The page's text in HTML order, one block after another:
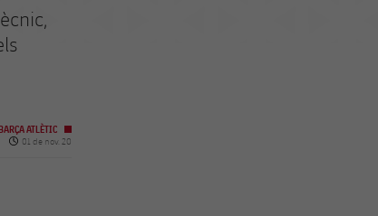
ATLÈTIC
Data de publicació
01 de nov. 20